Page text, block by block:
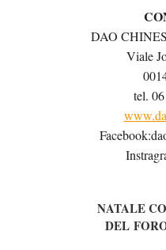
DAO
Viale
tel.
NATALE
DEL